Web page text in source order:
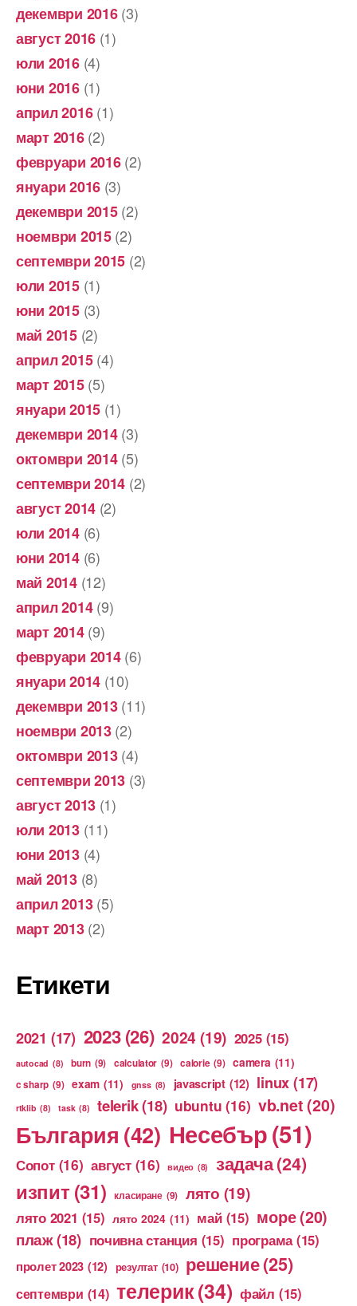
декември 2016(3)
август 2016 (1)
юли 2016(4)
юни 2016(1)
април 2016(1)
март 2016(2)
февруари 2016(2)
януари 2016 (3)
декември 2015(2)
ноември 2015(2)
септември 2015 (2)
юли 2015(1)
юни 2015(3)
май 2015(2)
април 2015(4)
март 2015(5)
януари 2015 (1)
декември 2014(3)
октомври 2014(5)
септември 2014 (2)
август 2014 (2)
юли 2014(6)
юни 2014(6)
май 2014(12)
април 2014(9)
март 2014(9)
февруари 2014(6)
януари 2014 (10)
декември 2013(11)
ноември 2013(2)
октомври 2013(4)
септември 2013 (3)
август 2013 (1)
юли 2013(11)
юни 2013(4)
май 2013(8)
април 2013(5)
март 2013(2)
Етикети
2021 (17) 2023 (26) 2024 (19) 2025 (15)
autocad (8) burn (9) calculator (9) calorie (9) camera (11)
c sharp (9) exam (11) gnss (8) javascript (12) linux(17)
rtklib (8) task (8) telerik(18) ubuntu (16) vb.net(20)
България (42) Несебър(51)
Сопот (16) август (16) видео (8) задача(24)
изпит (31) класиране (9) лято (19)
лято 2021 (15) лято 2024 (11) май (15) море(20)
плаж(18) почивна станция (15) програма (15)
пролет 2023 (12) резултат (10) решение(25)
септември (14) телерик(34) файл (15)